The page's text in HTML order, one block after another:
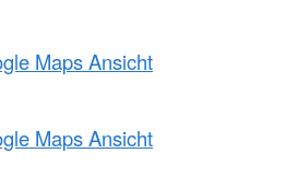
Maps Ansicht
Maps Ansicht